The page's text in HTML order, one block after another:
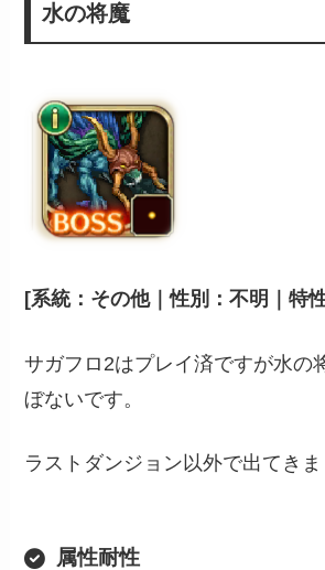
水の将魔
[系統：その他｜性別：不明｜特
サガフロ2はプレイ済ですが水の
ぼないです。
ラストダンジョン以外で出てき
属性耐性